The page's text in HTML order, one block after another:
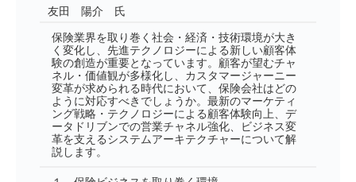
友田 陽介 氏
保険業界を取り巻く社会・経済・技術環境が大き
く変化し、先進テクノロジーによる新しい顧客体
験の創造が重要となっています。顧客が望むチャ
ネル・価値観が多様化し、カスタマージャーニー
変革が求められる時代において、保険会社はどの
ように対応すべきでしょうか。最新のマーケティ
ング戦略・テクノロジーによる顧客体験向上、デ
ータドリブンでの営業チャネル強化、ビジネス変
革を支えるシステムアーキテクチャーについて解
説します。